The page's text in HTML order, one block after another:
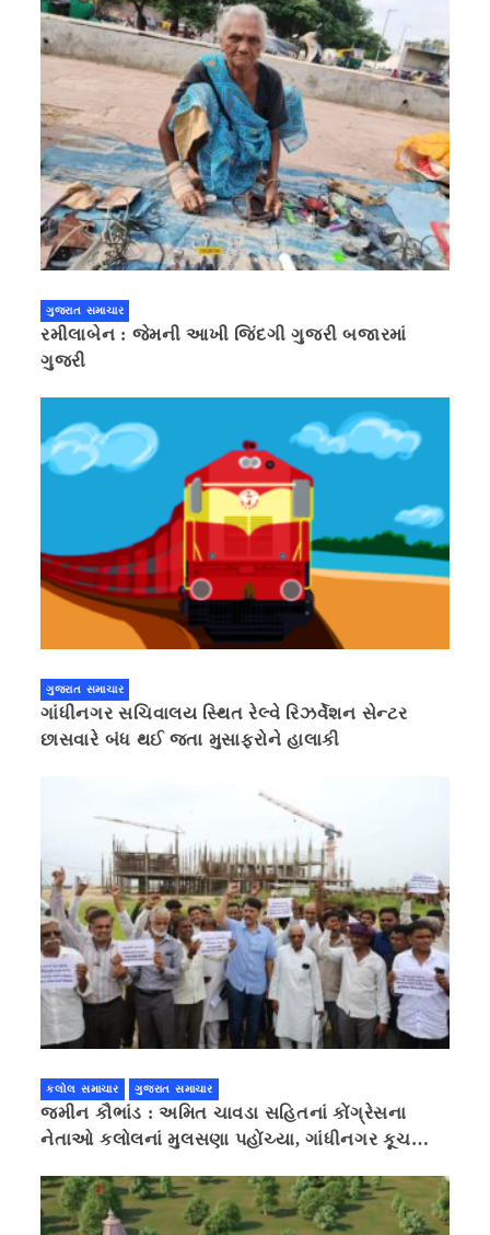
ગુજરાત સમાચાર
રમીલાબેન : જેમની આખી જિંદગી ગુજરી બજારમાં
ગુજરી
ગુજરાત સમાચાર
ગાંધીનગર સચિવાલય સ્થિત રેલ્વે રિઝર્વેશન સેન્ટર
છાસવારે બંધ થઈ જતા મુસાફરોને હાલાકી
કલોલ સમાચાર ગુજરાત સમાચાર
જમીન કૌભાંડ : અમિત ચાવડા સહિતનાં કોંગ્રેસના
નેતાઓ કલોલનાં મુલસણા પહોંચ્યા, ગાંધીનગર કૂચ